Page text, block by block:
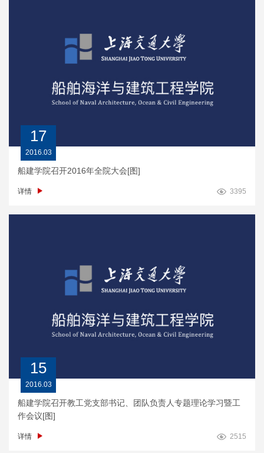
17
2016.03
船建学院召开2016年全院大会[图]
详情 3395
15
2016.03
船建学院召开教工党支部书记、团队负责人专题理论学习暨工
作会议[图]
详情 2515